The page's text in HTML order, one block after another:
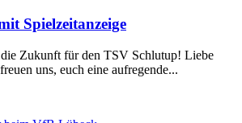
Spielzeitanzeige
Zukunft für den TSV Schlutup! Liebe
uns, euch eine aufregende...